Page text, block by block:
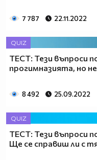
7 787 22.11.2022
QUIZ
ТЕСТ: Тези въпроси
прогимназията, но не
8 492 25.09.2022
QUIZ
ТЕСТ: Тези въпроси
Ще се справиш ли с